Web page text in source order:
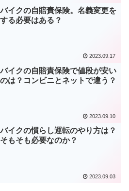
バイクの自賠責保険。名義変更を
する必要はある？
2023.09.17
バイクの自賠責保険で値段が安い
のは？コンビニとネットで違う？
2023.09.10
バイクの慣らし運転のやり方は？
そもそも必要なのか？
2023.09.03